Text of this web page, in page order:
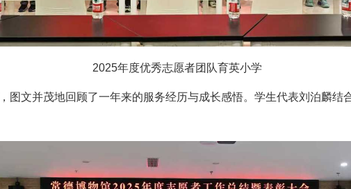
2025年度优秀志愿者团队育英小学
图文并茂地回顾了一年来的服务经历与成长感悟。学生代表刘泊麟结